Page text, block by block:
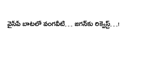
వైసీపీ బాట‌లో వంగ‌వీటి… జ‌గ‌న్‌కు రిక్వెస్ట్‌…!